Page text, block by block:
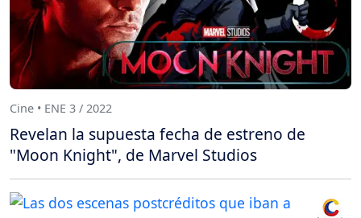
Cine • ENE 3 / 2022
Revelan la supuesta fecha de estreno de
"Moon Knight", de Marvel Studios